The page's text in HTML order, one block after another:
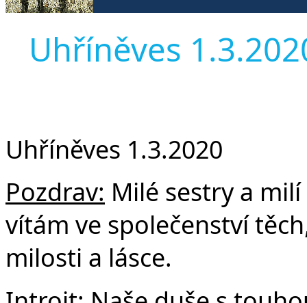
Uhříněves
Uhříněves 1.3.2020
Pozdrav: Milé sestry a
vítám ve společenství
milosti a lásce.